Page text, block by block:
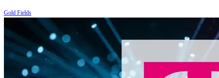
Gold Fields